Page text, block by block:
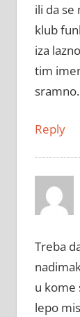
ili da se
klub
iza
tim
sramno.
Reply
Treba
u kome
lepo